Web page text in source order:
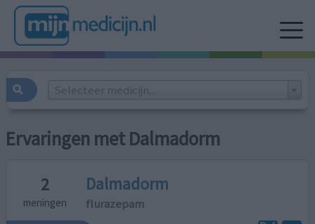
Selecteer medicijn...
Ervaringen met Dalmadorm
2
meningen
Dalmadorm
flurazepam